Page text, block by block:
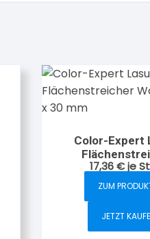
Color-Expert
WoodStar 100
17,36€je
ZUM
JETZT